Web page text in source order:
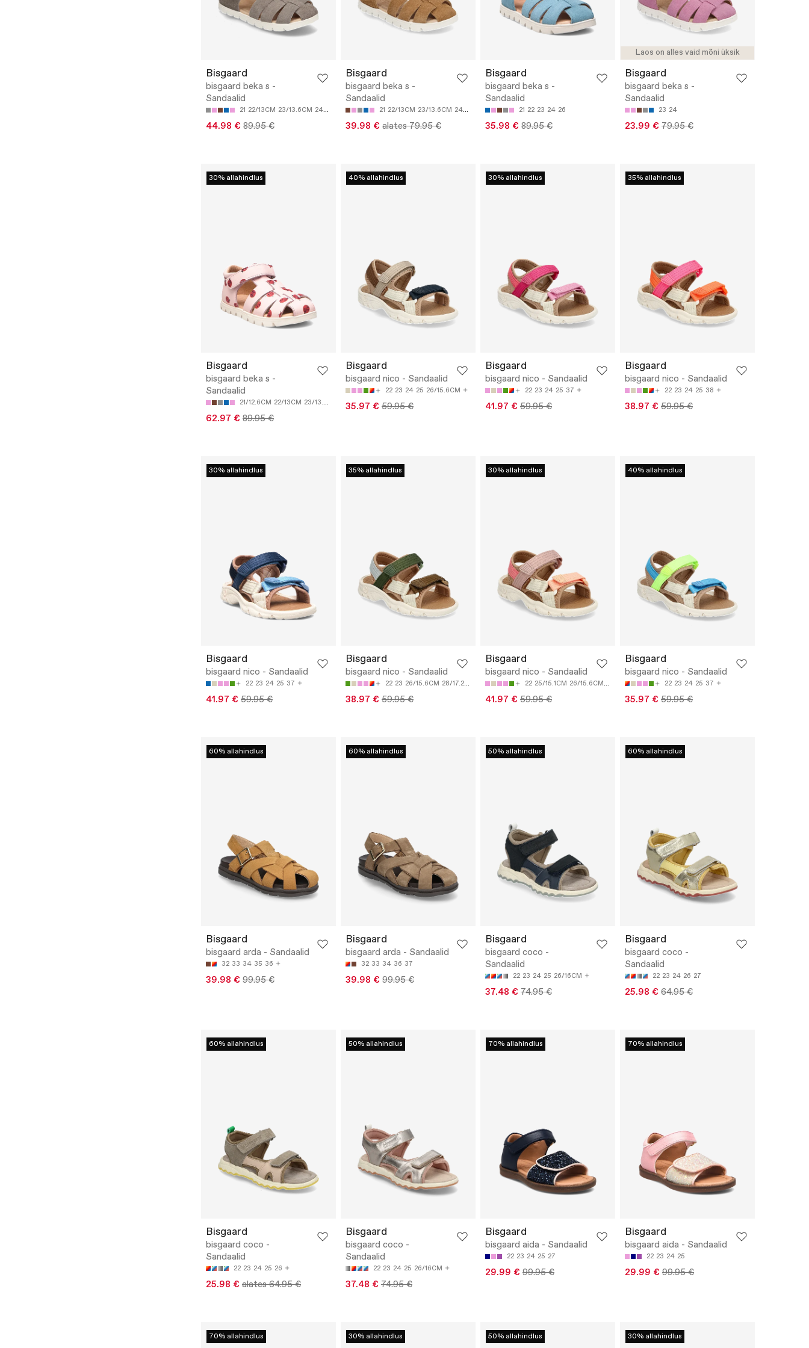
Bisgaard
bisgaard beka s -
Sandaalid
21 22/13CM 23/13.6CM 24/14.2CM 25/14.8CM
44.98 € 89.95 €
Bisgaard
bisgaard beka s -
Sandaalid
21 22/13CM 23/13.6CM 24/14.2CM 25/14.8CM
39.98 € alates 79.95 €
Bisgaard
bisgaard beka s -
Sandaalid
21 22 23 24 26
35.98 € 89.95 €
Laos on alles vaid mõni üksik
Bisgaard
bisgaard beka s -
Sandaalid
23 24
23.99 € 79.95 €
30% allahindlus
Bisgaard
bisgaard beka s -
Sandaalid
21/12.6CM 22/13CM 23/13.6CM 24/14.2CM 25/14.8CM
62.97 € 89.95 €
40% allahindlus
Bisgaard
bisgaard nico - Sandaalid
22 23 24 25 26/15.6CM
35.97 € 59.95 €
30% allahindlus
Bisgaard
bisgaard nico - Sandaalid
22 23 24 25 37
41.97 € 59.95 €
35% allahindlus
Bisgaard
bisgaard nico - Sandaalid
22 23 24 25 38
38.97 € 59.95 €
30% allahindlus
Bisgaard
bisgaard nico - Sandaalid
22 23 24 25 37
41.97 € 59.95 €
35% allahindlus
Bisgaard
bisgaard nico - Sandaalid
22 23 26/15.6CM 28/17.2CM 30/18CM
38.97 € 59.95 €
30% allahindlus
Bisgaard
bisgaard nico - Sandaalid
22 25/15.1CM 26/15.6CM 27/16.4CM 28/17.2CM
41.97 € 59.95 €
40% allahindlus
Bisgaard
bisgaard nico - Sandaalid
22 23 24 25 37
35.97 € 59.95 €
60% allahindlus
Bisgaard
bisgaard arda - Sandaalid
32 33 34 35 36
39.98 € 99.95 €
60% allahindlus
Bisgaard
bisgaard arda - Sandaalid
32 33 34 36 37
39.98 € 99.95 €
50% allahindlus
Bisgaard
bisgaard coco -
Sandaalid
22 23 24 25 26/16CM
37.48 € 74.95 €
60% allahindlus
Bisgaard
bisgaard coco -
Sandaalid
22 23 24 26 27
25.98 € 64.95 €
60% allahindlus
Bisgaard
bisgaard coco -
Sandaalid
22 23 24 25 26
25.98 € alates 64.95 €
50% allahindlus
Bisgaard
bisgaard coco -
Sandaalid
22 23 24 25 26/16CM
37.48 € 74.95 €
70% allahindlus
Bisgaard
bisgaard aida - Sandaalid
22 23 24 25 27
29.99 € 99.95 €
70% allahindlus
Bisgaard
bisgaard aida - Sandaalid
22 23 24 25
29.99 € 99.95 €
70% allahindlus 30% allahindlus 50% allahindlus 30% allahindlus